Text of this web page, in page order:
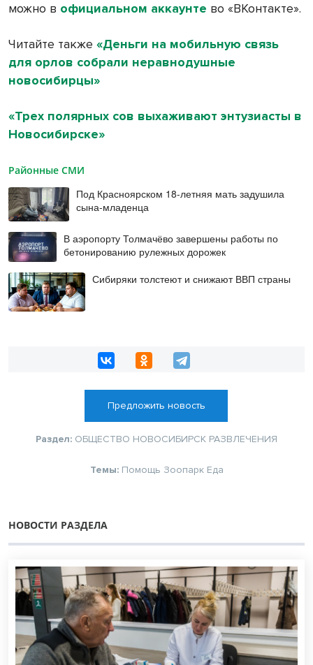
можно в официальном аккаунте во «ВКонтакте».
Читайте также «Деньги на мобильную связь
для орлов собрали неравнодушные
новосибирцы»
«Трех полярных сов выхаживают энтузиасты в
Новосибирске»
Районные СМИ
Под Красноярском 18-летняя мать задушила
сына-младенца
В аэропорту Толмачёво завершены работы по
бетонированию рулежных дорожек
Сибиряки толстеют и снижают ВВП страны
Предложить новость
Раздел: ОБЩЕСТВО НОВОСИБИРСК РАЗВЛЕЧЕНИЯ
Темы: Помощь Зоопарк Еда
НОВОСТИ РАЗДЕЛА